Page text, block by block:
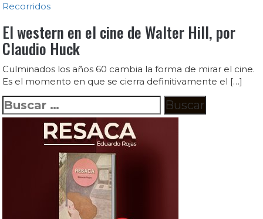
Recorridos
El western en el cine de Walter Hill, por
Claudio Huck
Culminados los años 60 cambia la forma de mirar el cine.
Es el momento en que se cierra definitivamente el […]
Buscar: